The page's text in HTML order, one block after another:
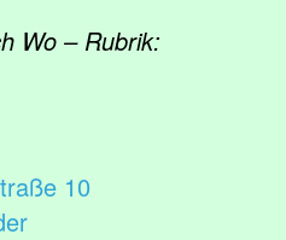
Wo – Rubrik:
10